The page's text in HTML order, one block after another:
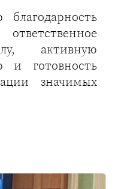
активную
и готовность
значимых